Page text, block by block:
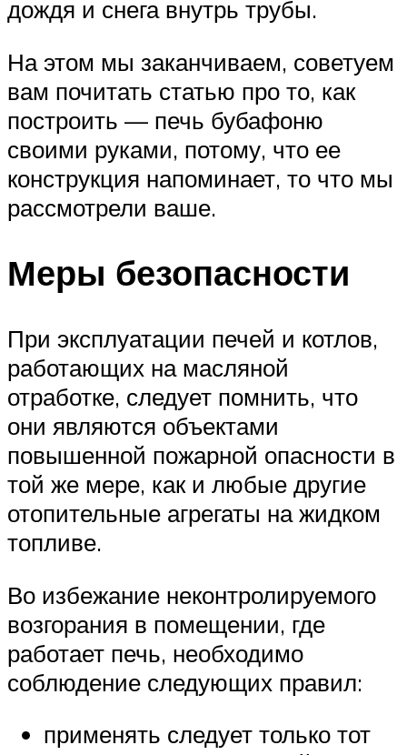
дождя и снега внутрь трубы.
На этом мы заканчиваем, советуем
вам почитать статью про то, как
построить — печь бубафоню
своими руками, потому, что ее
конструкция напоминает, то что мы
рассмотрели ваше.
Меры безопасности
При эксплуатации печей и котлов,
работающих на масляной
отработке, следует помнить, что
они являются объектами
повышенной пожарной опасности в
той же мере, как и любые другие
отопительные агрегаты на жидком
топливе.
Во избежание неконтролируемого
возгорания в помещении, где
работает печь, необходимо
соблюдение следующих правил:
применять следует только тот